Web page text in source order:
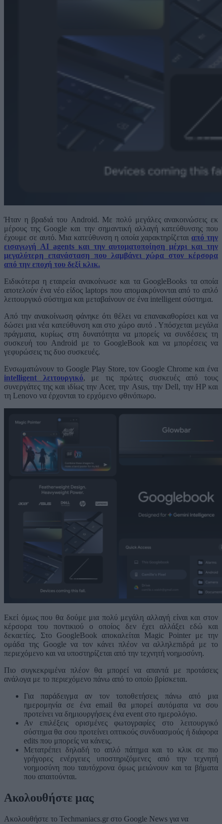
Ήταν η βραδιά του Android. Με πολύ μεγάλες ανακοινώσεις εκ
μέρους της Google και την σημαντική αλλαγή κατεύθυνσης που
έχουμε σε αυτό. Μια κατεύθυνση η οποία χαρακτηρίζεται από την
εισαγωγή AI agents και την αυτοματοποίηση μέχρι και την
μεγαλύτερη επανάσταση που λαμβάνει χώρα στον κέρσορα
από την εποχή του δεξί κλικ.
Ειδικότερα η εταιρεία ανακοίνωσε και τα GoogleBooks τα οποία
αποτελούν ένα νέο είδος laptops που απομακρύνονται από το απλό
λειτουργικό σύστημα και μεταβαίνουν σε ένα intelligent σύστημα.
Από την ανακοίνωση φάνηκε ότι θέλει να επανακαθορίσει και να
δώσει μια νέα κατεύθυνση και στο χώρο αυτό . Υπόσχεται μεγάλα
πράγματα, κυρίως στη δυνατότητα να μπορείς να συνδέσεις τη
συσκευή του Android με το GoogleBook και να μπορέσεις να
γεφυρώσεις τις δυο συσκευές.
Ενσωματώνουν το Google Play Store, τον Google Chrome και ένα
intelligent λειτουργικό, με τις πρώτες συσκευές από τους
συνεργάτες της και ιδίως την Acer, την Asus, την Dell, την HP και
τη Lenovo να έρχονται το ερχόμενο φθινόπωρο.
Εκεί όμως που θα δούμε μια πολύ μεγάλη αλλαγή είναι και στον
κέρσορα του ποντικιού ο οποίος δεν έχει αλλάξει εδώ και
δεκαετίες. Στο GoogleBook αποκαλείται Magic Pointer με την
ομάδα της Google να τον κάνει πλέον να αλληλεπιδρά με το
περιεχόμενο και να υποστηρίζεται από την τεχνητή νοημοσύνη.
Πιο συγκεκριμένα πλέον θα μπορεί να απαντά με προτάσεις
ανάλογα με το περιεχόμενο πάνω από το οποίο βρίσκεται.
Για παράδειγμα αν τον τοποθετήσεις πάνω από μια
ημερομηνία σε ένα email θα μπορεί αυτόματα να σου
προτείνει να δημιουργήσεις ένα event στο ημερολόγιο.
Αν επιλέξεις ορισμένες φωτογραφίες στο λειτουργικό
σύστημα θα σου προτείνει οπτικούς συνδυασμούς ή διάφορα
edits που μπορείς να κάνεις.
Μετατρέπει δηλαδή το απλό πάτημα και το κλικ σε πιο
γρήγορες ενέργειες υποστηριζόμενες από την τεχνητή
νοημοσύνη που ταυτόχρονα όμως μειώνουν και τα βήματα
που απαιτούνται.
Ακολουθήστε μας
Ακολουθήστε το Techmaniacs.gr στο Google News για να